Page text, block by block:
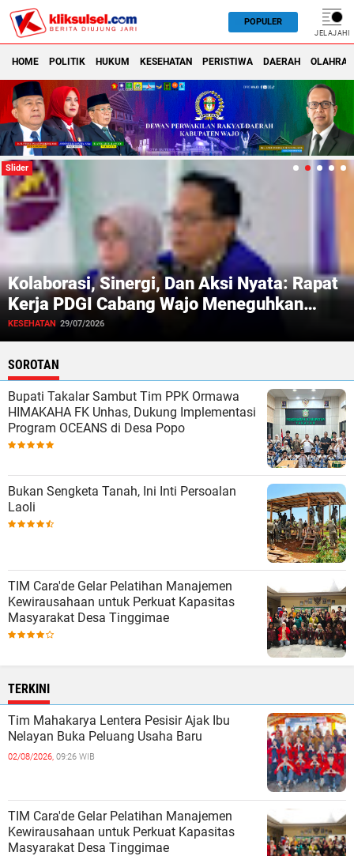
POPULER
JELAJAHI
HOME POLITIK HUKUM KESEHATAN PERISTIWA DAERAH
Slider
Kolaborasi, Sinergi, Dan Aksi Nyata: Rapat
Kerja PDGI Cabang Wajo Meneguhkan
Komitmen Untuk Mengabdi
KESEHATAN 29/07/2026
SOROTAN
Bupati Takalar Sambut Tim PPK Ormawa
HIMAKAHA FK Unhas, Dukung Implementasi
Program OCEANS di Desa Popo
Bukan Sengketa Tanah, Ini Inti Persoalan
Laoli
TIM Cara'de Gelar Pelatihan Manajemen
Kewirausahaan untuk Perkuat Kapasitas
Masyarakat Desa Tinggimae
TERKINI
Tim Mahakarya Lentera Pesisir Ajak Ibu
Nelayan Buka Peluang Usaha Baru
02/08/2026, 09:26 WIB
TIM Cara'de Gelar Pelatihan Manajemen
Kewirausahaan untuk Perkuat Kapasitas
Masyarakat Desa Tinggimae